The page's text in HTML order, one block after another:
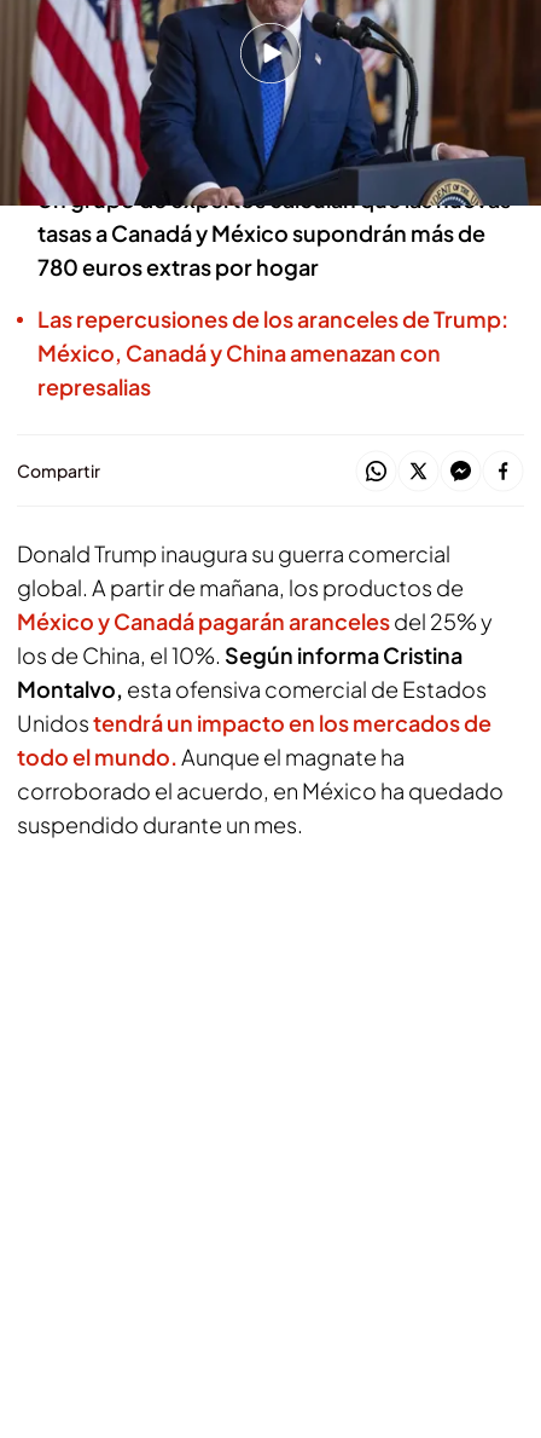
03 FEB 2025 - 14:51h.
Los primeros que pagarán esos aranceles son
las empresas importadoras y la mayoría son
americanas
Un grupo de expertos calculan que las nuevas
tasas a Canadá y México supondrán más de
780 euros extras por hogar
Las repercusiones de los aranceles de Trump:
México, Canadá y China amenazan con
represalias
Compartir
Donald Trump inaugura su guerra comercial
global. A partir de mañana, los productos de
México y Canadá pagarán arancelesdel 25% y
los de China, el 10%. Según informa Cristina
Montalvo, esta ofensiva comercial de Estados
Unidostendrá un impacto en los mercados de
todo el mundo.Aunque el magnate ha
corroborado el acuerdo, en México ha quedado
suspendido durante un mes.